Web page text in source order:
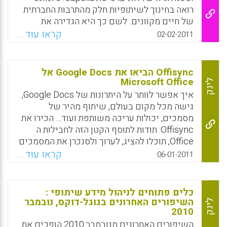
רואה בחינוך לשיתופיות חלק מהתרבות החברתית
של חיים מקוונים. לשם כך היא הגדירה את
הטקסונומיה של השיתופיות בלימוד מתוקשב –
the taxonomy of collaborative E-learning ,
הכוללת חמישה שלבים: 1) דיאלוג, 2) בקורת
שיתוף פעולה סדרתי, 5) שיתוף פעולה
סינרגיסטי. עוד שואלת הכותבת במאמרון שלה
:כיצד יכול המורה לעודד שיתוף פעולה בין
הסטודנטים לפי שלבי הטקסונומיה של
השיתופיות?
WhatsApp
Facebook
Email
X
02-02-2011 קראו עוד...
לינק
Offisync הביאו את Google Docs אל
Microsoft Office
איך אפשר לוותר על היתרונות של Google Docs,
גישה מכל מקום בעולם, שיתוף מהיר של
מסמכים, יכולות עריכה משותפת ועוד… הכירו את
Offisync: תודות לתוסף הקטן הזה לחבילות ה
Office, תוכלו להציג, לערוך ולסנכרן את המסמכים
שלכם ב Google Docs בעזרת התוכנות השונות ב
Microsoft Office. בנוסף, נוכל לקבל את
האפשרות לבצע חיפוש במנוע החיפוש של גוגל,
גם של אתרים וגם של תמונות, ישירות מתוך
הממשק של תוכנת ה Office – ואפילו להוסיף את
הטקסט או התמונה שמצאנו ישירות לתוך המסמך
שאנחנו עורכים, בלי לפתוח את הדפדפן בכלל
06-01-2011 קראו עוד...
לינק
כלים פתוחים לניהול מידע שיתופי :
השיפורים האחרונים בגוגל-דוקס, נובמבר
2010